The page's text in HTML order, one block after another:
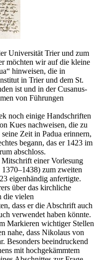
Universität Trier und zum
möchten wir auf die kleine
hinweisen, die in
in Trier und dem St.
ist und in der Cusanus-
von Führungen
noch einige Handschriften
Kues nachweisen, die zu
Zeit in Padua erinnern,
begann, das er 1423 im
abschloss.
Mitschrift einer Vorlesung
zum zweiten
eigenhändig anfertigte.
über das kirchliche
die vielen
dass er die Abschrift auch
verwendet haben könnte.
Markieren wichtiger Stellen
nahe, dass Nikolaus von
Besonders beeindruckend
mit hochgekämmtem